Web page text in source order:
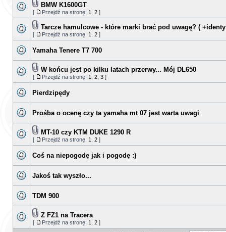
BMW K1600GT
[ Przejdź na stronę: 1 2 ]
Tarcze hamulcowe - które marki brać pod uwagę? (
[ Przejdź na stronę: 1 2 ]
Yamaha Tenere T7 700
W końcu jest po kilku latach przerwy... Mój DL650
[ Przejdź na stronę: 1 2 3 ]
Pierdzipędy
Prośba o ocenę czy ta yamaha mt 07 jest warta uwagi
MT-10 czy KTM DUKE 1290 R
[ Przejdź na stronę: 1 2 ]
Coś na niepogodę jak i pogodę :)
Jakoś tak wyszło...
TDM 900
Z FZ1 na Tracera
[ Przejdź na stronę: 1 2 ]